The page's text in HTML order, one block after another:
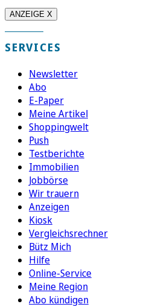
ANZEIGE X
SERVICES
Newsletter
Abo
E-Paper
Meine Artikel
Shoppingwelt
Push
Testberichte
Immobilien
Jobbörse
Wir trauern
Anzeigen
Kiosk
Vergleichsrechner
Bütz Mich
Hilfe
Online-Service
Meine Region
Abo kündigen